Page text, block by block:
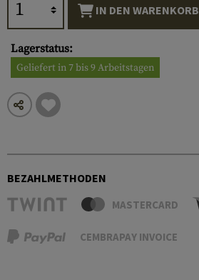
IN DEN WARENKORB
Lagerstatus:
Geliefert in 7 bis 9 Arbeitstagen
BEZAHLMETHODEN
MASTERCARD
CEMBRAPAY INVOICE